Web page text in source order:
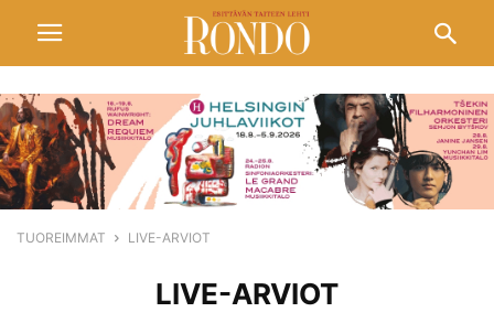
TUOREIMMAT LIVE-ARVIOT
LIVE-ARVIOT